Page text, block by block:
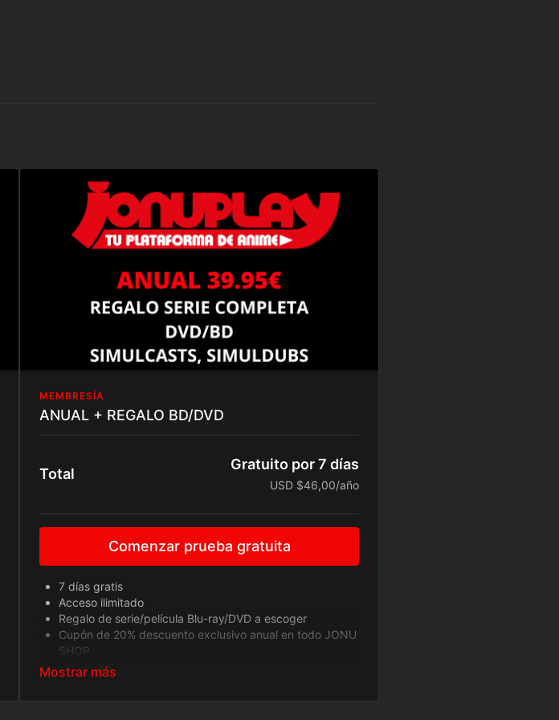
MEMBRESÍA
ANUAL + REGALO BD/DVD
Total
Gratuito por 7 días
USD $46,00/año
Comenzar prueba gratuita
7 días gratis
Acceso ilimitado
Regalo de serie/película Blu-ray/DVD a escoger
Cupón de 20% descuento exclusivo anual en todo JONU
SHOP
Simulcasts
Simulclassics